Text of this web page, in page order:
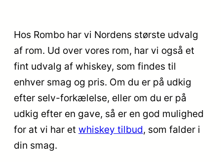
Hos Rombo har vi Nordens største udvalg
af rom. Ud over vores rom, har vi også et
fint udvalg af whiskey, som findes til
enhver smag og pris. Om du er på udkig
efter selv-forkælelse, eller om du er på
udkig efter en gave, så er en god mulighed
for at vi har et whiskey tilbud, som falder i
din smag.